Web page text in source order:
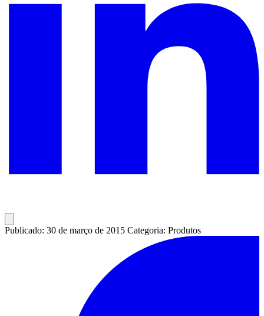
Publicado: 30 de março de 2015 Categoria: Produtos